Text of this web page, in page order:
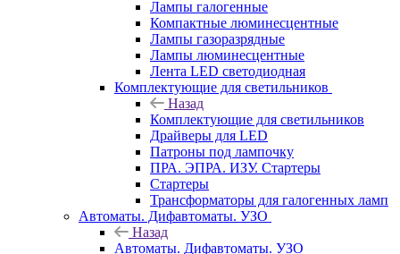
Лампы галогенные
Компактные люминесцентные
Лампы газоразрядные
Лампы люминесцентные
Лента LED светодиодная
Комплектующие для светильников
Назад
Комплектующие для светильников
Драйверы для LED
Патроны под лампочку
ПРА. ЭПРА. ИЗУ. Стартеры
Стартеры
Трансформаторы для галогенных ламп
Автоматы. Дифавтоматы. УЗО
Назад
Автоматы. Дифавтоматы. УЗО